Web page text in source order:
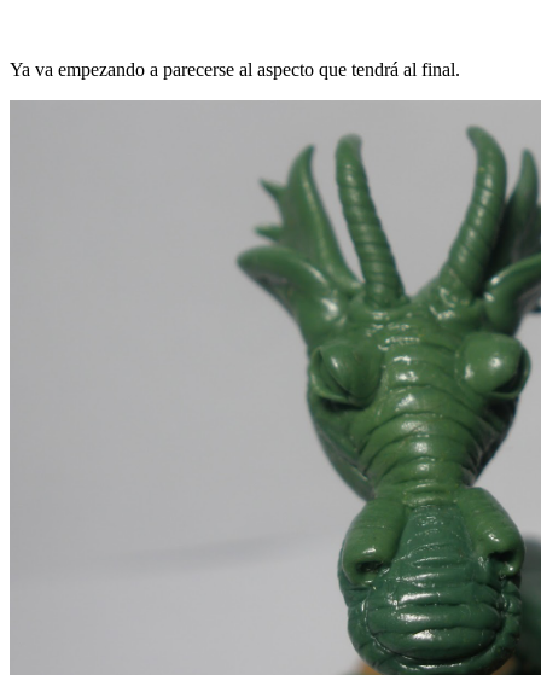
Ya va empezando a parecerse al aspecto que tendrá al final.